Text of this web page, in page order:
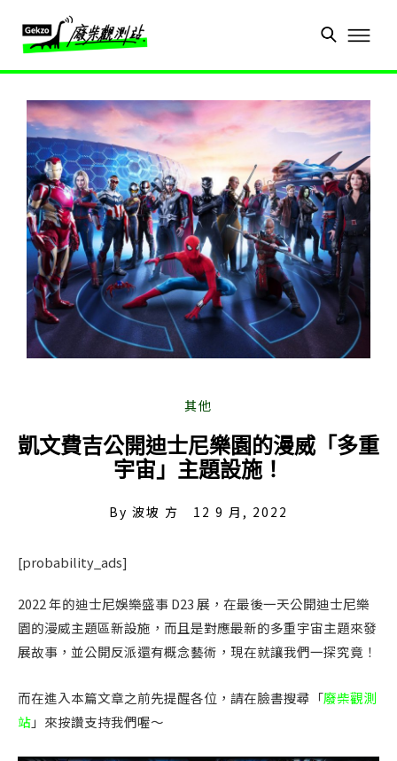
凱文費吉公開迪士尼樂園的漫威「多重
宇宙」主題設施！
By 波坡 方 12 9 月, 2022
[probability_ads]
2022 年的迪士尼娛樂盛事 D23 展，在最後一天公開迪士尼樂
園的漫威主題區新設施，而且是對應最新的多重宇宙主題來發
展故事，並公開反派還有概念藝術，現在就讓我們一探究竟！
而在進入本篇文章之前先提醒各位，請在臉書搜尋「廢柴觀測
站」來按讚支持我們喔～